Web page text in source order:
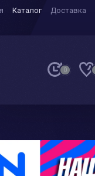
Каталог Доставка
0